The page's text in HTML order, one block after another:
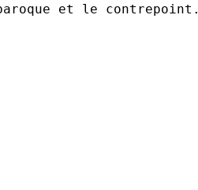
et le contrepoint.